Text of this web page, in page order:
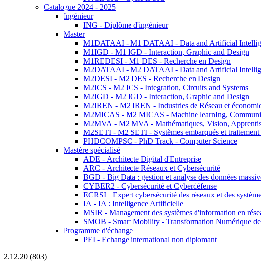
Catalogue 2024 - 2025
Ingénieur
ING - Diplôme d'ingénieur
Master
M1DATAAI - M1 DATAAI - Data and Artificial
M1IGD - M1 IGD - Interaction, Graphic and Design
M1REDESI - M1 DES - Recherche en Design
M2DATAAI - M2 DATAAI - Data and Artificial
M2DESI - M2 DES - Recherche en Design
M2ICS - M2 ICS - Integration, Circuits and Systems
M2IGD - M2 IGD - Interaction, Graphic and Design
M2IREN - M2 IREN - Industries de Réseau et
M2MICAS - M2 MICAS - Machine learnIng,
M2MVA - M2 MVA - Mathématiques, Vision,
M2SETI - M2 SETI - Systèmes embarqués et
PHDCOMPSC - PhD Track - Computer Science
Mastère spécialisé
ADE - Architecte Digital d'Entreprise
ARC - Architecte Réseaux et Cybersécurité
BGD - Big Data : gestion et analyse des données
CYBER2 - Cybersécurité et Cyberdéfense
ECRSI - Expert cybersécurité des réseaux et des
IA - IA : Intelligence Artificielle
MSIR - Management des systèmes d'information en
SMOB - Smart Mobility - Transformation Numérique
Programme d'échange
PEI - Echange international non diplomant
2.12.20 (803)